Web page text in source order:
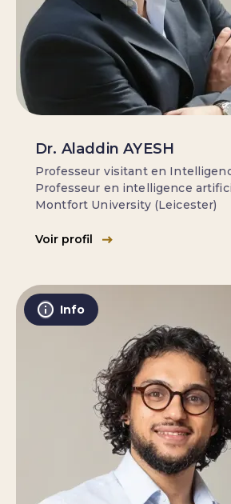
Dr. Aladdin AYESH
Professeur visitant en
Professeur en intelligence
Montfort University (Leicester)
Voir profil
Info